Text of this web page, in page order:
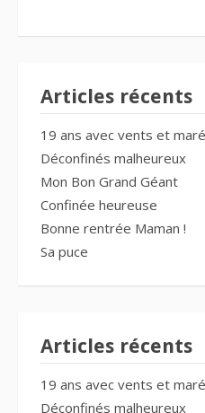
Articles récents
19 ans avec vents et
Déconfinés malheureux
Mon Bon Grand Géant
Confinée heureuse
Bonne rentrée Maman !
Sa puce
Articles récents
19 ans avec vents et
Déconfinés malheureux